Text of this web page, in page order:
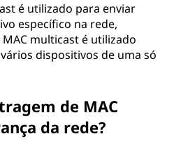
é utilizado para enviar
específico na rede,
multicast é utilizado
dispositivos de uma só
de MAC
da rede?